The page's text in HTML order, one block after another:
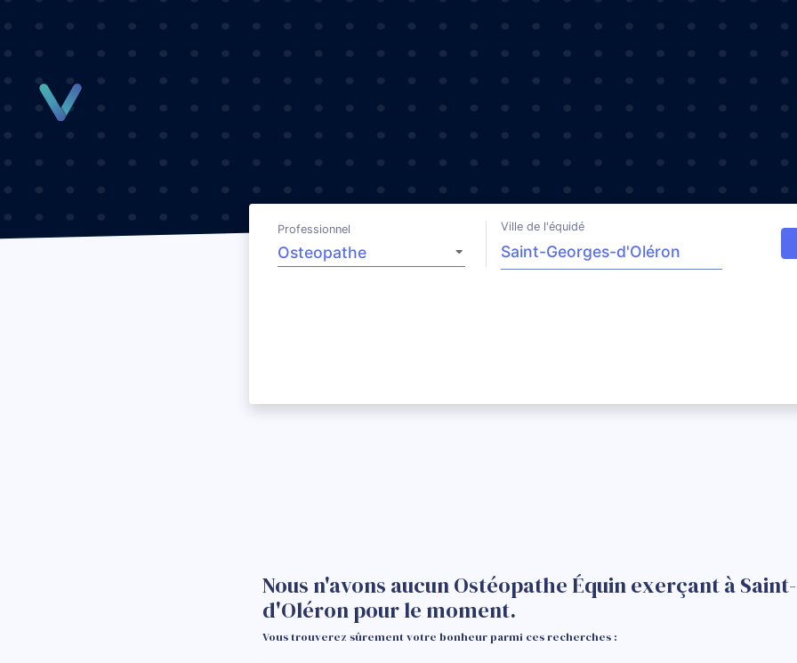
Professionnel Ville de l'équidé
Nous n'avons aucun Ostéopathe Équin exerçant à
d'Oléron pour le moment.
Vous trouverez sûrement votre bonheur parmi ces recherches :